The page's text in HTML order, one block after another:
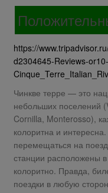
https://
d2304645-Reviews-
Чинкве терре — это
небольших поселений
Cornilla, Monterosso),
колоритна и
перемещаться на
станции расположены
колоритно. Правда,
поездки в любую